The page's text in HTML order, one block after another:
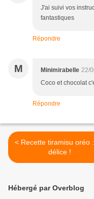
J'ai suivi vos
fantastiques
Répondre
M Minimirabelle 22/
Coco et chocolat
Répondre
< Recette tiramisu oréo : un
délice !
Hébergé par Overblog